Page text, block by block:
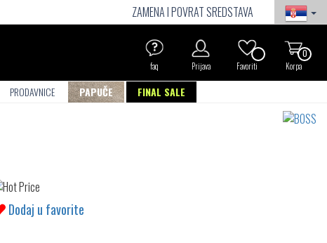
ZAMENA I POVRAT SREDSTAVA
0
Korpa
Favoriti
Prijava
faq
PRODAVNICE PAPUČE FINAL SALE
Dodaj u favorite